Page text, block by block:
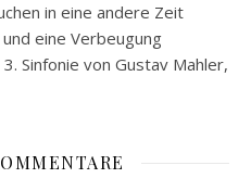
in eine andere Zeit
eine Verbeugung
Sinfonie von Gustav Mahler,